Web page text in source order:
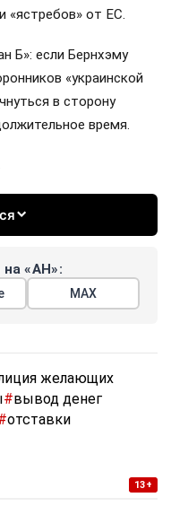
«ястребов» от ЕС.
Б»: если Бернхэму
«украинской
в сторону
время.
«АН»:
МАХ
желающих
#вывод денег
отставки
13+